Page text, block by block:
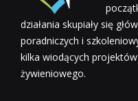
działania skupiały się
poradniczych i
kilka wiodących
żywieniowego.